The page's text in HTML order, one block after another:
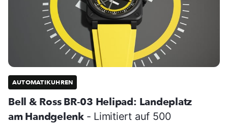
AUTOMATIKUHREN
Bell & Ross BR-03 Helipad: Landeplatz
am Handgelenk - Limitiert auf 500